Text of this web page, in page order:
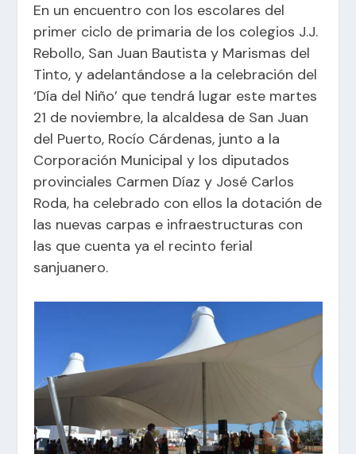
En un encuentro con los escolares del
primer ciclo de primaria de los colegios J.J.
Rebollo, San Juan Bautista y Marismas del
Tinto, y adelantándose a la celebración del
‘Día del Niño’ que tendrá lugar este martes
21 de noviembre, la alcaldesa de San Juan
del Puerto, Rocío Cárdenas, junto a la
Corporación Municipal y los diputados
provinciales Carmen Díaz y José Carlos
Roda, ha celebrado con ellos la dotación de
las nuevas carpas e infraestructuras con
las que cuenta ya el recinto ferial
sanjuanero.